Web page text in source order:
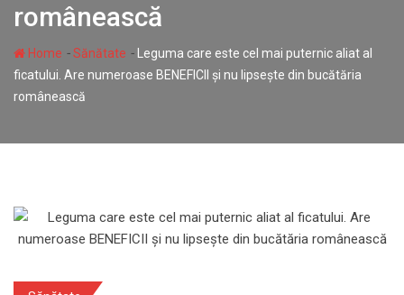
românească
Home -Sănătate -
Leguma care este cel mai puternic aliat al
ficatului. Are numeroase BENEFICII și nu lipsește din bucătăria
românească